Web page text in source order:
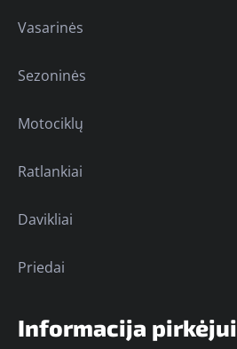
Vasarinės
Sezoninės
Motociklų
Ratlankiai
Davikliai
Priedai
Informacija pirkėjui